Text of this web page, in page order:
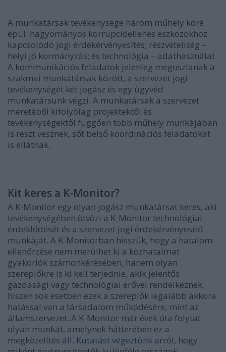
A munkatársak tevékenysége három műhely köré
épül: hagyományos korrupcióellenes eszközökhöz
kapcsolódó jogi érdekérvényesítés; részvételiség ‒
helyi jó kormányzás; és technológia ‒adathasználat.
A kommunikációs feladatok jelenleg megoszlanak a
szakmai munkatársak között, a szervezet jogi
tevékenységét két jogász és egy ügyvéd
munkatársunk végzi. A munkatársak a szervezet
méretéből kifolyólag projektektől és
tevékenységektől függően több műhely munkájában
is részt vesznek, sőt belső koordinációs feladatokat
is ellátnak.
Kit keres a K-Monitor?
A K-Monitor egy olyan jogász munkatársat keres, aki
tevékenységében ötvözi a K-Monitor technológiai
érdeklődését és a szervezet jogi érdekérvényesítő
munkáját. A K-Monitorban hisszük, hogy a hatalom
ellenőrzése nem merülhet ki a közhatalmat
gyakorlók számonkérésében, hanem olyan
szereplőkre is ki kell terjednie, akik jelentős
gazdasági vagy technológiai erővel rendelkeznek,
hiszen sok esetben ezek a szereplők legalább akkora
hatással van a társadalom működésére, mint az
államszervezet. A K-Monitor már évek óta folytat
olyan munkát, amelynek hátterében ez a
megközelítés áll. Kutatást végeztünk arról, hogy